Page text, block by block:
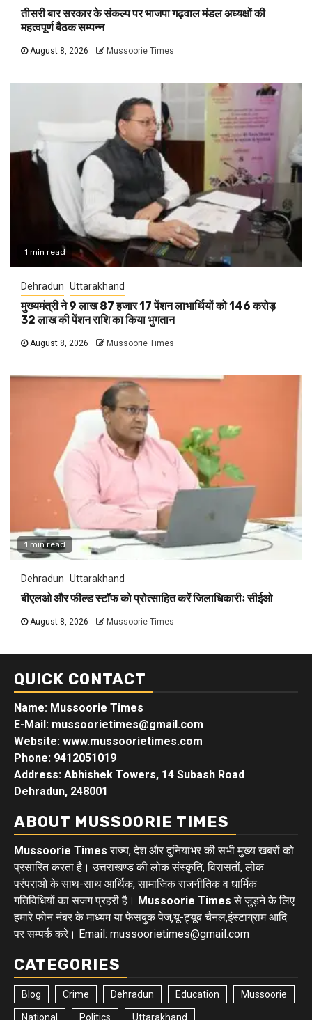
तीसरी बार सरकार के संकल्प पर भाजपा गढ़वाल मंडल अध्यक्षों की
महत्वपूर्ण बैठक सम्पन्न
August 8, 2026 Mussoorie Times
1 min read
Dehradun Uttarakhand
मुख्यमंत्री ने 9 लाख 87 हजार 17 पेंशन लाभार्थियों को 146 करोड़
32 लाख की पेंशन राशि का किया भुगतान
August 8, 2026 Mussoorie Times
1 min read
Dehradun Uttarakhand
बीएलओ और फील्ड स्टॉफ को प्रोत्साहित करें जिलाधिकारीः सीईओ
August 8, 2026 Mussoorie Times
QUICK CONTACT
Name: Mussoorie Times
E-Mail: mussoorietimes@gmail.com
Website: www.mussoorietimes.com
Phone: 9412051019
Address: Abhishek Towers, 14 Subash Road
Dehradun, 248001
ABOUT MUSSOORIE TIMES
Mussoorie Times राज्य, देश और दुनियाभर की सभी मुख्य खबरों को
प्रसारित करता है। उत्तराखण्ड की लोक संस्कृति, विरासतों, लोक
परंपराओ के साथ-साथ आर्थिक, सामाजिक राजनीतिक व धार्मिक
गतिविधियों का सजग प्रहरी है। Mussoorie Times से जुड़ने के लिए
हमारे फोन नंबर के माध्यम या फेसबुक पेज,यू-ट्यूब चैनल,इंस्टाग्राम आदि
पर सम्पर्क करे। Email: mussoorietimes@gmail.com
CATEGORIES
Blog Crime Dehradun Education Mussoorie
National Politics Uttarakhand